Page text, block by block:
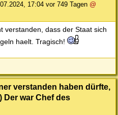
17:04 vor 749 Tagen @
verstanden, dass der Staat sich
haelt. Tragisch!
verstanden haben dürfte,
Der war Chef des